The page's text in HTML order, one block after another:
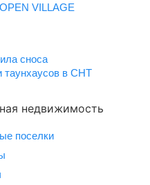
VILLAGE
сноса
таунхаусов в СНТ
недвижимость
поселки